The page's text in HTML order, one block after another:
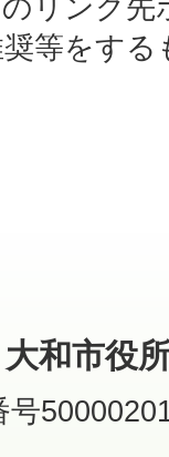
リンク先
等をす
大和市役
号